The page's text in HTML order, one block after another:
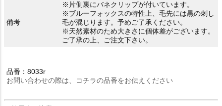
備考
※片側裏にバネクリップが付いています。
※ブルーフォックスの特性上、毛先には黒の刺し
毛が混じります。予めご了承ください。
※天然素材のため大きさに個体差がございます。
ご了承の上、ご注文下さい。
品番：8033r
お問い合わせの際は、コチラの品番をお伝えください